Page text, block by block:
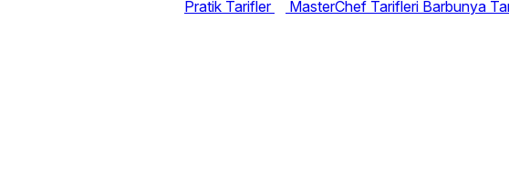
Pratik Tarifler MasterChef Tarifleri Barbunya